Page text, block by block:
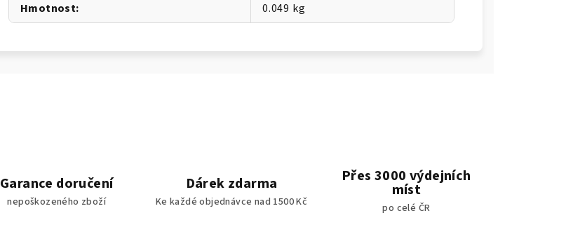
Hmotnost: 0.049 kg
Garance doručení
nepoškozeného zboží
Dárek zdarma
Ke každé objednávce nad 1500 Kč
Přes 3000 výdejních
míst
po celé ČR